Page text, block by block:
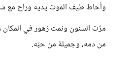
وأحاط طيف الموت يديه وراح مع
مرّت السنون ونمت زهور في المكان
من دمه، وجميلة من حبّه.